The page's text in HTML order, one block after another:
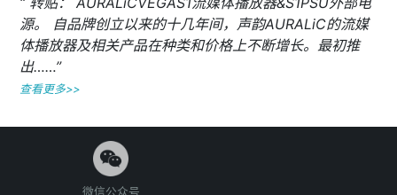
源。 自品牌创立以来的十几年间，声韵AURALiC的流媒
体播放器及相关产品在种类和价格上不断增长。最初推
出……”
查看更多>>
微信公众号